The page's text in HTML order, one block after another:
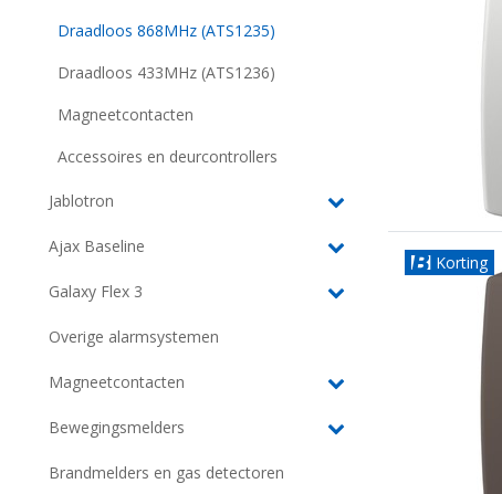
Draadloos 868MHz (ATS1235)
Draadloos 433MHz (ATS1236)
Magneetcontacten
Accessoires en deurcontrollers
Jablotron
Ajax Baseline
Galaxy Flex 3
Overige alarmsystemen
Magneetcontacten
Bewegingsmelders
Brandmelders en gas detectoren
Korting